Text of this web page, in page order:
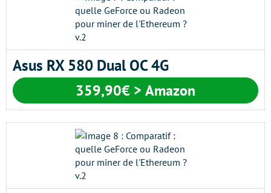
Asus RX 580 Dual OC 4G
359,90€ > Amazon